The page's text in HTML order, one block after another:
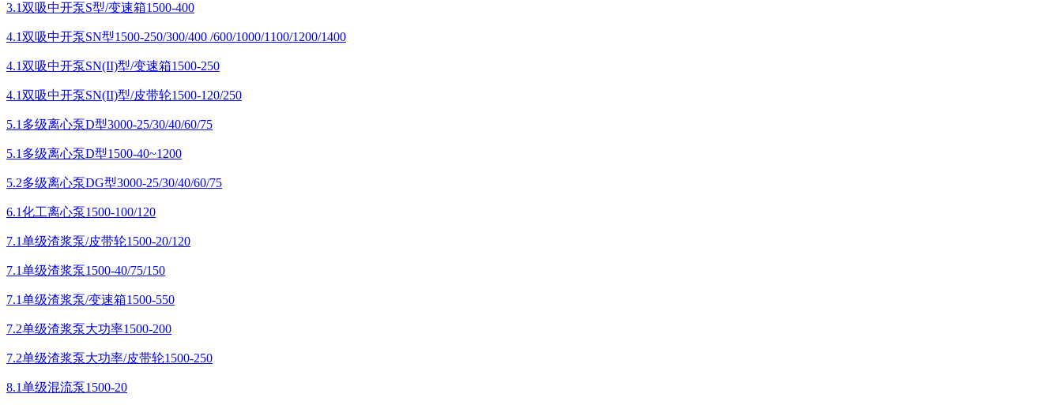
3.1双吸中开泵S型/变速箱1500-400
4.1双吸中开泵SN型1500-250/300/400 /600/1000/1100/1200/1400
4.1双吸中开泵SN(II)型/变速箱1500-250
4.1双吸中开泵SN(II)型/皮带轮1500-120/250
5.1多级离心泵D型3000-25/30/40/60/75
5.1多级离心泵D型1500-40~1200
5.2多级离心泵DG型3000-25/30/40/60/75
6.1化工离心泵1500-100/120
7.1单级渣浆泵/皮带轮1500-20/120
7.1单级渣浆泵1500-40/75/150
7.1单级渣浆泵/变速箱1500-550
7.2单级渣浆泵大功率1500-200
7.2单级渣浆泵大功率/皮带轮1500-250
8.1单级混流泵1500-20